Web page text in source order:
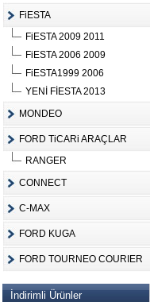
FiESTA
FiESTA 2009 2011
FiESTA 2006 2009
FiESTA1999 2006
YENİ FİESTA 2013
MONDEO
FORD TiCARi ARAÇLAR
RANGER
CONNECT
C-MAX
FORD KUGA
FORD TOURNEO COURIER
İndirimli Ürünler
Ürün Kodu :
FORD CONNECT ÇIKMA
ÇELİK JANT CANT
komple motor
2017-2018 ford ranger 2.2